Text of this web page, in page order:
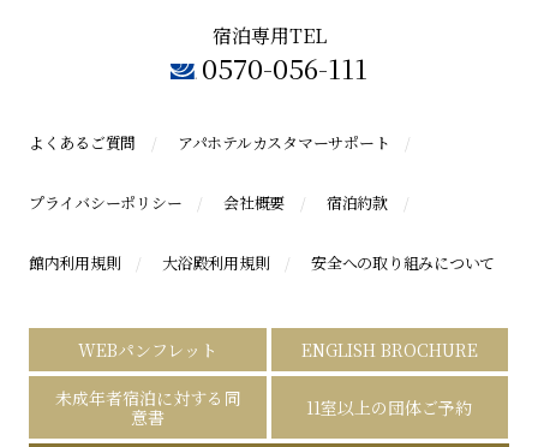
宿泊専用TEL
0570-056-111
よくあるご質問 アパホテルカスタマーサポート
プライバシーポリシー 会社概要 宿泊約款
館内利用規則 大浴殿利用規則 安全への取り組みについて
WEBパンフレット
ENGLISH BROCHURE
未成年者宿泊に対する同
意書
11室以上の団体ご予約